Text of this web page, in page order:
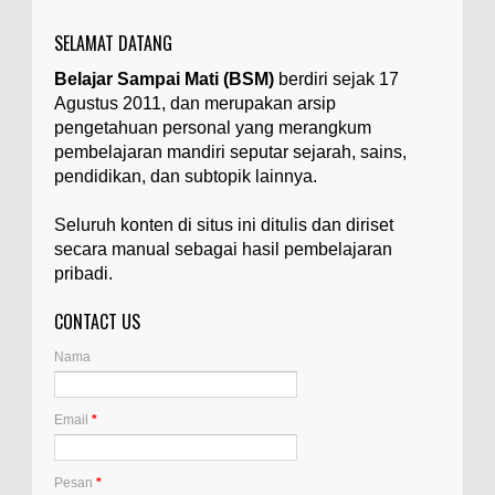
Apa yang Disebut Badan Golgi?
Ilustrasi/utakatikotak.com Badan Golgi (disebut
pula aparatus Golgi, kompleks Golgi, atau
diktiosom) adalah organel yang dikaitkan
denga...
Apakah UFO Benar-benar Ada?
Ilustrasi/istimewa Sebagian orang percaya UFO
UFO benar-benar tidak ada. Manakah yang
benar...
juga dikenal sebagai "jagung permata kaca",
adalah varietas unik dari tanaman jagung...
Apa Itu Artemia, dan Dimana Mereka
SELAMAT DATANG
Belajar Sampai Mati (BSM) berdiri sejak 17
Agustus 2011, dan merupakan arsip
pengetahuan personal yang merangkum
pembelajaran mandiri seputar sejarah, sains,
pendidikan, dan subtopik lainnya.
Seluruh konten di situs ini ditulis dan diriset
secara manual sebagai hasil pembelajaran
pribadi.
CONTACT US
Nama
Email *
Pesan *